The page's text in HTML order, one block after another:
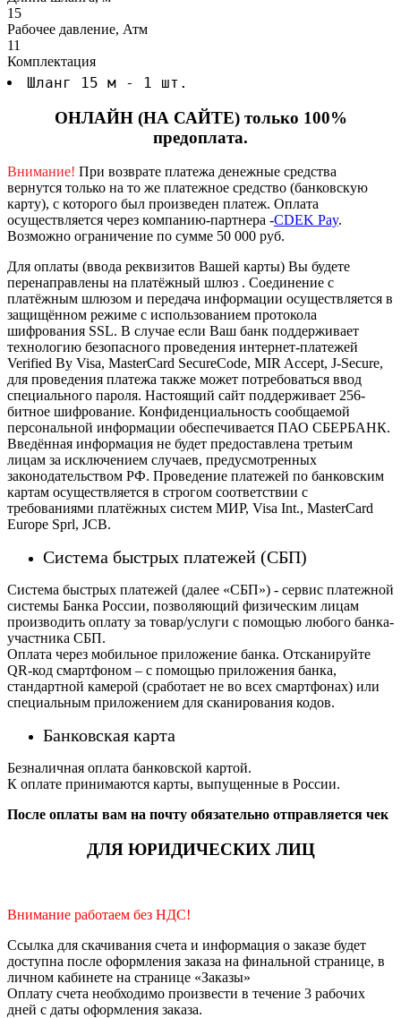
15
Рабочее давление, Атм
11
Комплектация
Шланг 15 м - 1 шт.
ОНЛАЙН (НА САЙТЕ) только 100%
предоплата.
Внимание! При возврате платежа денежные средства
вернутся только на то же платежное средство (банковскую
карту), с которого был произведен платеж. Оплата
осуществляется через компанию-партнера -CDEK Pay.
Возможно ограничение по сумме 50 000 руб.
Для оплаты (ввода реквизитов Вашей карты) Вы будете
перенаправлены на платёжный шлюз . Соединение с
платёжным шлюзом и передача информации осуществляется в
защищённом режиме с использованием протокола
шифрования SSL. В случае если Ваш банк поддерживает
технологию безопасного проведения интернет-платежей
Verified By Visa, MasterCard SecureCode, MIR Accept, J-Secure,
для проведения платежа также может потребоваться ввод
специального пароля. Настоящий сайт поддерживает 256-
битное шифрование. Конфиденциальность сообщаемой
персональной информации обеспечивается ПАО СБЕРБАНК.
Введённая информация не будет предоставлена третьим
лицам за исключением случаев, предусмотренных
законодательством РФ. Проведение платежей по банковским
картам осуществляется в строгом соответствии с
требованиями платёжных систем МИР, Visa Int., MasterCard
Europe Sprl, JCB.
Система быстрых платежей (СБП)
Система быстрых платежей (далее «СБП») - сервис платежной
системы Банка России, позволяющий физическим лицам
производить оплату за товар/услуги с помощью любого банка-
участника СБП.
Оплата через мобильное приложение банка. Отсканируйте
QR-код смартфоном – с помощью приложения банка,
стандартной камерой (сработает не во всех смартфонах) или
специальным приложением для сканирования кодов.
Банковская карта
Безналичная оплата банковской картой.
К оплате принимаются карты, выпущенные в России.
После оплаты вам на почту обязательно отправляется чек
ДЛЯ ЮРИДИЧЕСКИХ ЛИЦ
Внимание работаем без НДС!
Ссылка для скачивания счета и информация о заказе будет
доступна после оформления заказа на финальной странице, в
личном кабинете на странице «Заказы»
Оплату счета необходимо произвести в течение 3 рабочих
дней с даты оформления заказа.